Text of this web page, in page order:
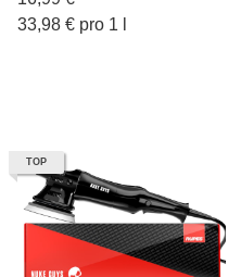
33,98 € pro 1 l
TOP